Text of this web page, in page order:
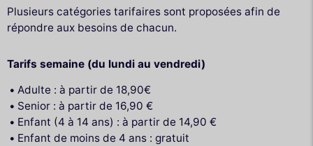
Plusieurs catégories tarifaires sont proposées afin de
répondre aux besoins de chacun.
Tarifs semaine (du lundi au vendredi)
Adulte : à partir de 18,90€
Senior : à partir de 16,90 €
Enfant (4 à 14 ans) : à partir de 14,90 €
Enfant de moins de 4 ans : gratuit